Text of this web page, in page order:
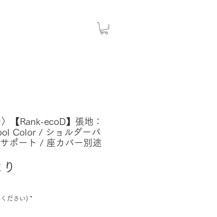
【Rank-ecoD】張地：
Color / ショルダーバ
ポート / 座カバー別途
ル
ださい) *